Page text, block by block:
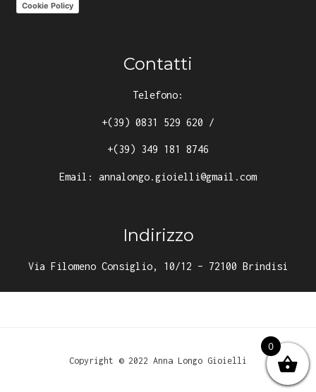
Cookie Policy
Contatti
Telefono:
+(39) 0831 529 620 /
+(39) 349 181 8746
Email: annalongo.gioielli@gmail.com
Indirizzo
Via Filomeno Consiglio, 10/12 – 72100 Brindisi
Copyright © 2022 Anna Longo Gioielli
0